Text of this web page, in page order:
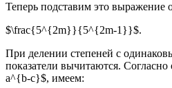
Теперь подставим это выражение
$\frac{5^{2m}}{5^{2m-1}}$.
При делении степеней с
показатели вычитаются.
a^{b-c}$, имеем: